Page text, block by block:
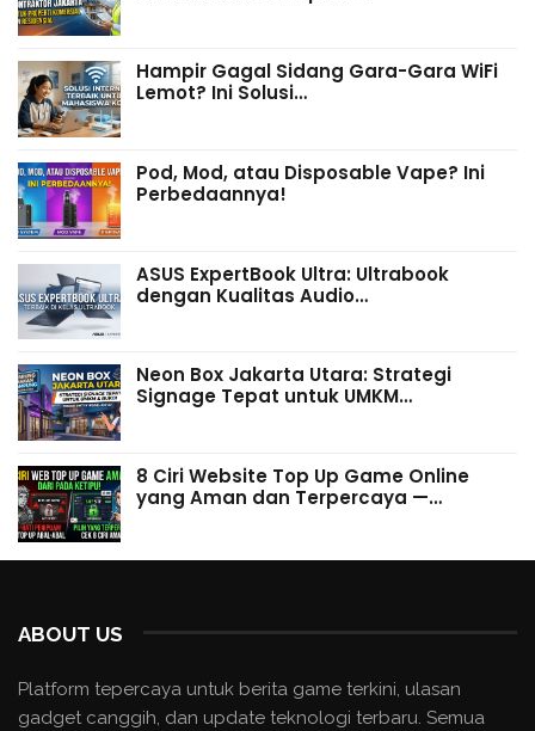
Hampir Gagal Sidang Gara-Gara WiFi
Lemot? Ini Solusi…
Pod, Mod, atau Disposable Vape? Ini
Perbedaannya!
ASUS ExpertBook Ultra: Ultrabook
dengan Kualitas Audio…
Neon Box Jakarta Utara: Strategi
Signage Tepat untuk UMKM…
8 Ciri Website Top Up Game Online
yang Aman dan Terpercaya —…
ABOUT US
Platform tepercaya untuk berita game terkini, ulasan
gadget canggih, dan update teknologi terbaru. Semua